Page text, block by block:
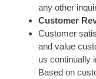
any other
Customer
Customer
and value
us continually
Based on